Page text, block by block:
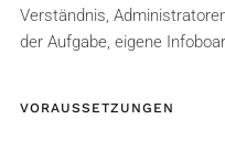
Verständnis,
der Aufgabe, eigene
VORAUSSETZUNGEN